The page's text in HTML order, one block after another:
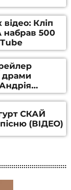
Кліп
набрав 500
драми
СКАЙ
(ВІДЕО)